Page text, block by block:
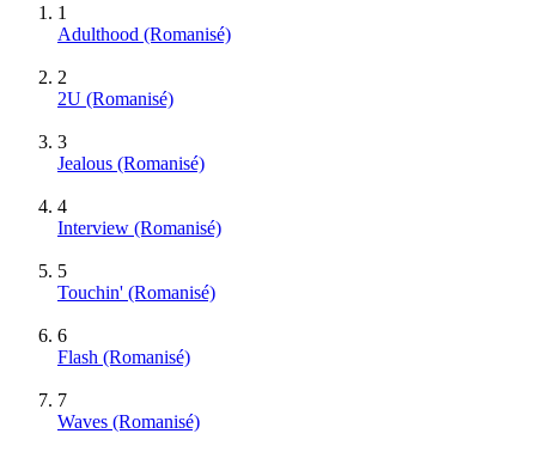
1
Adulthood (Romanisé)
2
2U (Romanisé)
3
Jealous (Romanisé)
4
Interview (Romanisé)
5
Touchin' (Romanisé)
6
Flash (Romanisé)
7
Waves (Romanisé)